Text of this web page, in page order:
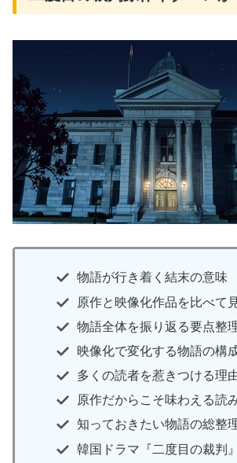
物語が行き着く結末の意味
原作と映像化作品を比べて
物語全体を振り返る要点整
映像化で変化する物語の構
多くの読者を惹きつける理
原作だからこそ味わえる読
知っておきたい物語の総整
韓国ドラマ『二度目の裁判